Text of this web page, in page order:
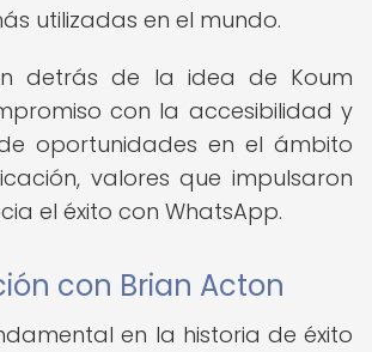
utilizadas en el mundo.
detrás de la idea de Koum
con la accesibilidad y
oportunidades en el ámbito
valores que impulsaron
el éxito con WhatsApp.
con Brian Acton
en la historia de éxito